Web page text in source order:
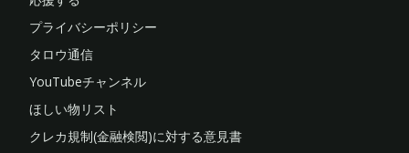
プライバシーポリシー
タロウ通信
YouTubeチャンネル
ほしい物リスト
クレカ規制(金融検閲)に対する意見書